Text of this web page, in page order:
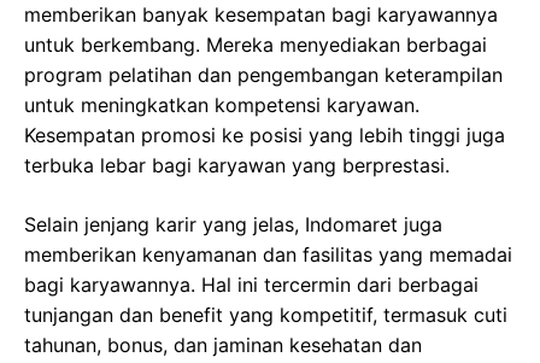
memberikan banyak kesempatan bagi karyawannya
untuk berkembang. Mereka menyediakan berbagai
program pelatihan dan pengembangan keterampilan
untuk meningkatkan kompetensi karyawan.
Kesempatan promosi ke posisi yang lebih tinggi juga
terbuka lebar bagi karyawan yang berprestasi.
Selain jenjang karir yang jelas, Indomaret juga
memberikan kenyamanan dan fasilitas yang memadai
bagi karyawannya. Hal ini tercermin dari berbagai
tunjangan dan benefit yang kompetitif, termasuk cuti
tahunan, bonus, dan jaminan kesehatan dan